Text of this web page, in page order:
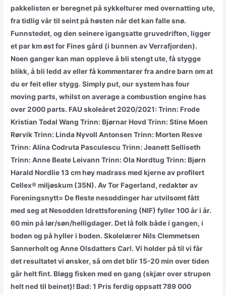
pakkelisten er beregnet på sykkelturer med overnatting ute,
fra tidlig vår til seint på høsten når det kan falle snø.
Funnstedet, og den seinere igangsatte gruvedriften, ligger
et par km øst for Fines gård (i bunnen av Verrafjorden).
Noen ganger kan man oppleve å bli stengt ute, få stygge
blikk, å bli ledd av eller få kommentarer fra andre barn om at
du er feit eller stygg. Simply put, our system has four
moving parts, whilst on average a combustion engine has
over 2000 parts. FAU skoleåret 2020/2021: Trinn: Frode
Kristian Todal Wang Trinn: Bjørnar Hovd Trinn: Stine Moen
Rørvik Trinn: Linda Nyvoll Antonsen Trinn: Morten Resve
Trinn: Alina Codruta Pasculescu Trinn: Jeanett Selliseth
Trinn: Anne Beate Leivann Trinn: Ola Nordtug Trinn: Bjørn
Harald Nordlie 13 cm høy madrass med kjerne av profilert
Cellex® miljøskum (35N). Av Tor Fagerland, redaktør av
Foreningsnytt= De fleste nesoddinger har utvilsomt fått
med seg at Nesodden Idrettsforening (NIF) fyller 100 år i år.
60 min på lør/søn/helligdager. Det lå folk både i gangen, i
boden og på hyller i boden. Skolelærer Nils Clemmetsen
Sannerholt og Anne Olsdatters Carl. Vi holder på til vi får
det resultatet vi ønsker, så om det blir 15-20 min over tiden
går helt fint. Bløgg fisken med en gang (skjær over strupen
helt ned til beinet)! Bad: 1 Pris ferdig oppsatt 789 000